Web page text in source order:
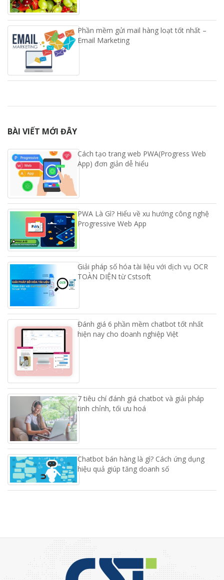
Phần mềm gửi mail hàng loạt tốt nhất –
Email Marketing
BÀI VIẾT MỚI ĐÂY
Cách tạo trang web PWA(Progress Web
App) đơn giản dễ hiểu
PWA Là Gì? Hiểu về xu hướng công nghệ
Progressive Web App
Giải pháp số hóa tài liệu với dịch vụ OCR
TOÀN DIỆN từ Cstsoft
Đánh giá 6 phần mềm chatbot tốt nhất
hiện nay cho doanh nghiệp Việt
7 tiêu chí đánh giá chatbot và giải pháp
tinh chỉnh, tối ưu hoá
Chatbot bán hàng là gì? Cách ứng dụng
hiệu quả giúp tăng doanh số